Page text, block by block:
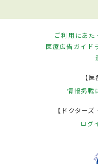
ご利用にあた
医療広告ガイド
【
情報掲載
【ドクター
ログ